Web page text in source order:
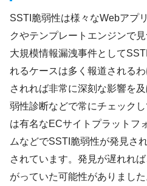
SSTI脆弱性は様々なWebアプ
クやテンプレートエンジンで
大規模情報漏洩事件として
れるケースは多く報道される
されれば非常に深刻な影響を
弱性診断などで常にチェック
は有名なECサイトプラットフ
ムなどでSSTI脆弱性が発見さ
されています。発見が遅れれ
がっていた可能性がありました